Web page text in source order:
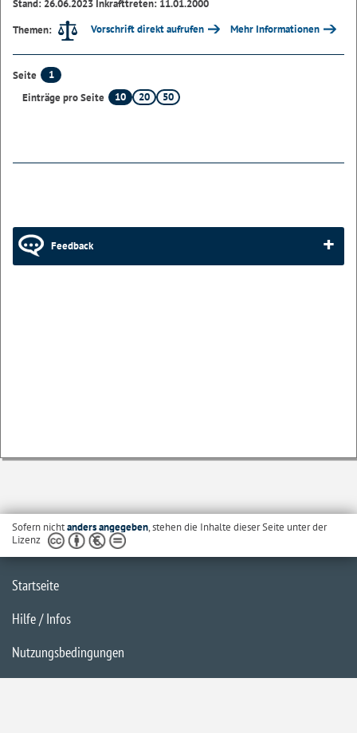
Stand: 26.06.2023 Inkrafttreten: 11.01.2000
Themen:
Vorschrift direkt aufrufen Mehr Informationen
Seite
1
Einträge pro Seite
10 20 50
Feedback
Sofern nichtanders angegeben, stehen die Inhalte dieser Seite unter der
Lizenz
Startseite
Hilfe / Infos
Nutzungsbedingungen